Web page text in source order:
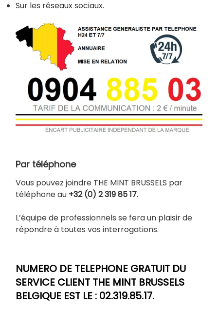
Sur les réseaux sociaux.
Par téléphone
Vous pouvez joindre THE MINT BRUSSELS par
téléphone au +32 (0) 2 319 85 17.
L’équipe de professionnels se fera un plaisir de
répondre à toutes vos interrogations.
NUMERO DE TELEPHONE GRATUIT DU
SERVICE CLIENT THE MINT BRUSSELS
BELGIQUE EST LE : 02.319.85.17.